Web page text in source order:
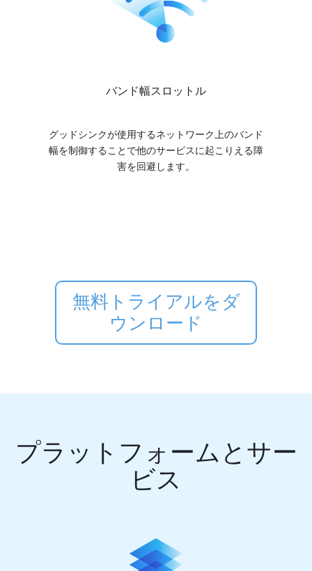
バンド幅スロットル
グッドシンクが使用するネットワーク上のバンド
幅を制御することで他のサービスに起こりえる障
害を回避します。
無料トライアルをダ
ウンロード
プラットフォームとサー
ビス